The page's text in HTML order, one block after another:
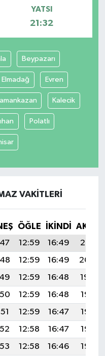
YATSI
21:32
Beypazarı
Elmadağ Evren
Kalecik
Polatlı
VAKITLERI
ÖĞLE İKINDI
12:59 16:49
20:01
12:59 16:49
20:00
12:59 16:48
19:59
12:59 16:48
19:57
12:59 16:47
19:56
12:58 16:47
19:55
12:58 16:46
19:53